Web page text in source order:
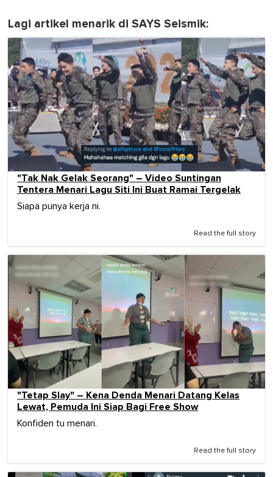
Lagi artikel menarik di SAYS Seismik:
"Tak Nak Gelak Seorang" – Video Suntingan
Tentera Menari Lagu Siti Ini Buat Ramai Tergelak
Siapa punya kerja ni.
Read the full story
"Tetap Slay" – Kena Denda Menari Datang Kelas
Lewat, Pemuda Ini Siap Bagi Free Show
Konfiden tu menari.
Read the full story